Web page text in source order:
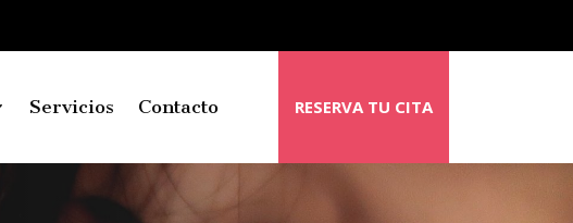
Servicios Contacto RESERVA TU CITA